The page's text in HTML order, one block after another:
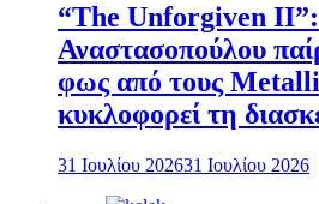
“The Unforgiven
Αναστασοπούλου
φως από τους
κυκλοφορεί τη
31 Ιουλίου 202631 Ιουλίου 2026